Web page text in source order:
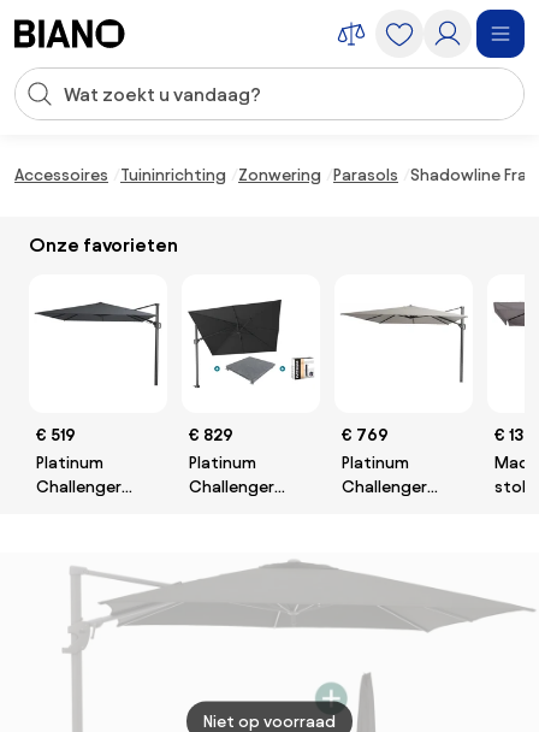
Zoekopdracht invoeren
Accessoires Tuininrichting Zonwering Parasols Shadowline
Onze favorieten
€ 519
Platinum
Challenger
€ 829
Platinum
Challenger
met voet en
hoes
€ 769
Platinum
Challenger
€ 139
Niet op voorraad